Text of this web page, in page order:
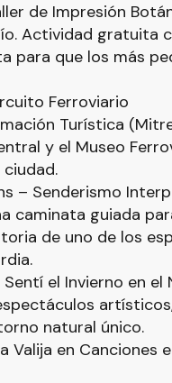
de Impresión
Actividad gratuita
para que los más
Ferroviario
Turística
y el Museo
– Senderismo
caminata guiada
de uno de los
el Invierno en el
natural único.
Valija en Canciones